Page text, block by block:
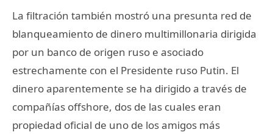
La filtración también mostró una presunta red de
blanqueamiento de dinero multimillonaria dirigida
por un banco de origen ruso e asociado
estrechamente con el Presidente ruso Putin. El
dinero aparentemente se ha dirigido a través de
compañías offshore, dos de las cuales eran
propiedad oficial de uno de los amigos más